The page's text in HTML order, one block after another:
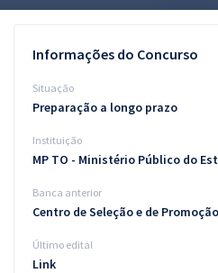
Conteúdo gratuito
Blog
Informações do Concurso
Situação
Preparação a longo prazo
Instituição
MP TO - Ministério Público do
Banca anterior
Centro de Seleção e de
Último edital
Link